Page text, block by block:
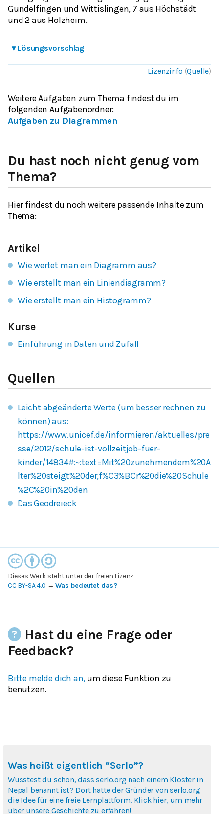
Gundelfingen und Wittislingen, 7 aus Höchstädt
und 2 aus Holzheim.
▾ Lösungsvorschlag
Lizenzinfo (Quelle)
Weitere Aufgaben zum Thema findest du im
folgenden Aufgabenordner:
Aufgaben zu Diagrammen
Du hast noch nicht genug vom
Thema?
Hier findest du noch weitere passende Inhalte zum
Thema:
Artikel
Wie wertet man ein Diagramm aus?
Wie erstellt man ein Liniendiagramm?
Wie erstellt man ein Histogramm?
Kurse
Einführung in Daten und Zufall
Quellen
Leicht abgeänderte Werte (um besser rechnen zu
können) aus:
https://www.unicef.de/informieren/aktuelles/pre
sse/2012/schule-ist-vollzeitjob-fuer-
kinder/14834#:~:text=Mit%20zunehmendem%20A
lter%20steigt%20der,f%C3%BCr%20die%20Schule
%2C%20in%20den
Das Geodreieck
Dieses Werk steht unter der freien Lizenz
CC BY-SA 4.0 →Was bedeutet das?
Hast du eine Frage oder
Feedback?
Bitte melde dich an, um diese Funktion zu
benutzen.
Was heißt eigentlich “Serlo”?
Wusstest du schon, dass serlo.org nach einem Kloster in
Nepal benannt ist? Dort hatte der Gründer von serlo.org
die Idee für eine freie Lernplattform. Klick hier, um mehr
über unsere Geschichte zu erfahren!